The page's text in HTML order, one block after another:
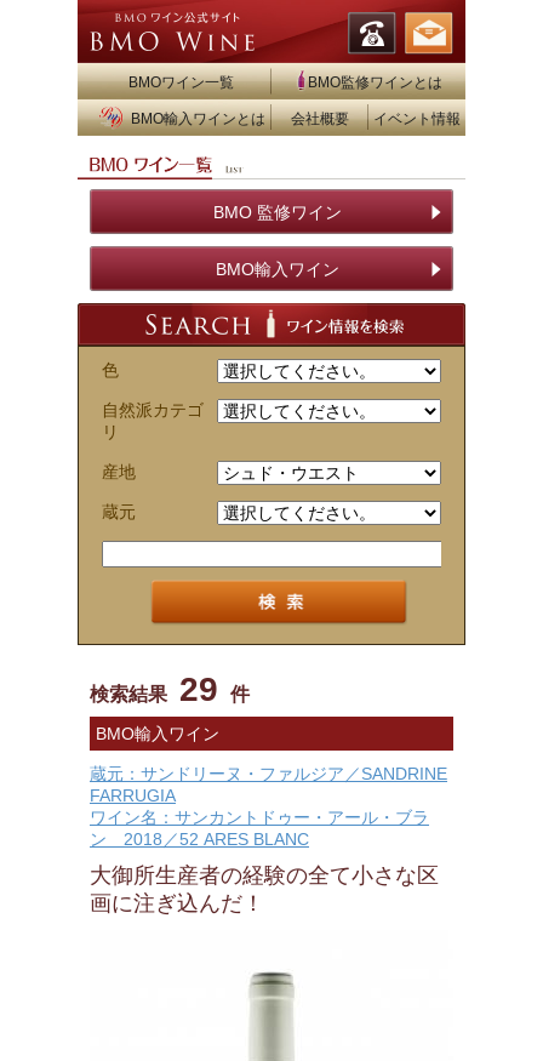
BMOワイン一覧 BMO監修ワインとは
BMO輸入ワインとは 会社概要 イベント情報
BMO 監修ワイン
BMO輸入ワイン
色
自然派カテゴ
リ
産地
蔵元
検索結果 29 件
BMO輸入ワイン
蔵元：サンドリーヌ・ファルジア／SANDRINE
FARRUGIA
ワイン名：サンカントドゥー・アール・ブラ
ン 2018／52 ARES BLANC
大御所生産者の経験の全て小さな区
画に注ぎ込んだ！